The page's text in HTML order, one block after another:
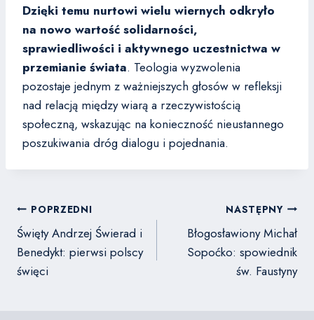
Dzięki temu nurtowi wielu wiernych odkryło
na nowo wartość solidarności,
sprawiedliwości i aktywnego uczestnictwa w
przemianie świata. Teologia wyzwolenia
pozostaje jednym z ważniejszych głosów w refleksji
nad relacją między wiarą a rzeczywistością
społeczną, wskazując na konieczność nieustannego
poszukiwania dróg dialogu i pojednania.
Nawigacja
wpisu
POPRZEDNI
Święty Andrzej Świerad i
Benedykt: pierwsi polscy
święci
NASTĘPNY
Błogosławiony Michał
Sopoćko: spowiednik
św. Faustyny